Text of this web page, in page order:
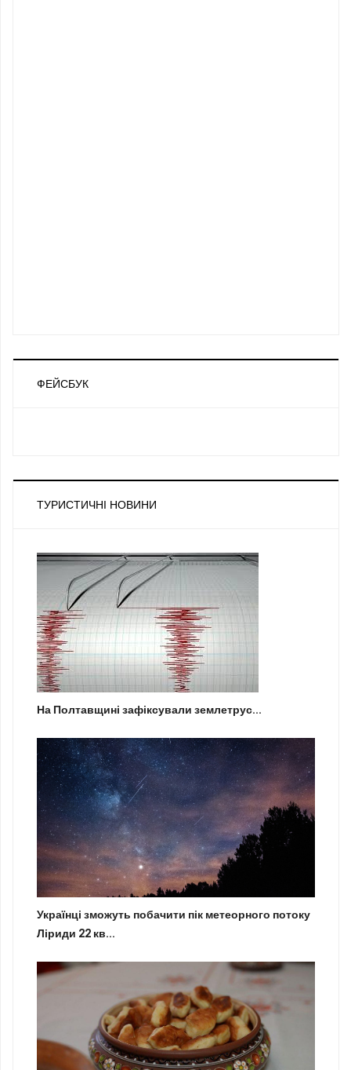
ФЕЙСБУК
ТУРИСТИЧНІ НОВИНИ
На Полтавщині зафіксували землетрус...
Українці зможуть побачити пік метеорного потоку
Ліриди 22 кв...